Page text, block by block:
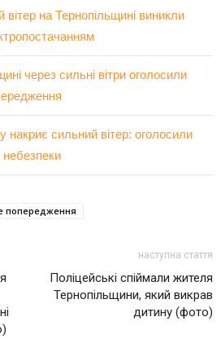
вітер на Тернопільщині виникли
через сильні вітри оголосили
накриє сильний вітер: оголосили
небезпеки
попередження
наступна стаття
Поліцейські спіймали жителя
Тернопільщини, який викрав
дитину (фото)